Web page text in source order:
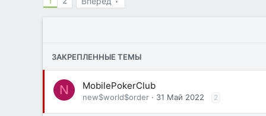
ЗАКРЕПЛЕННЫЕ ТЕМЫ
N MobilePokerClub
new$world$order 31 Май 2022 2